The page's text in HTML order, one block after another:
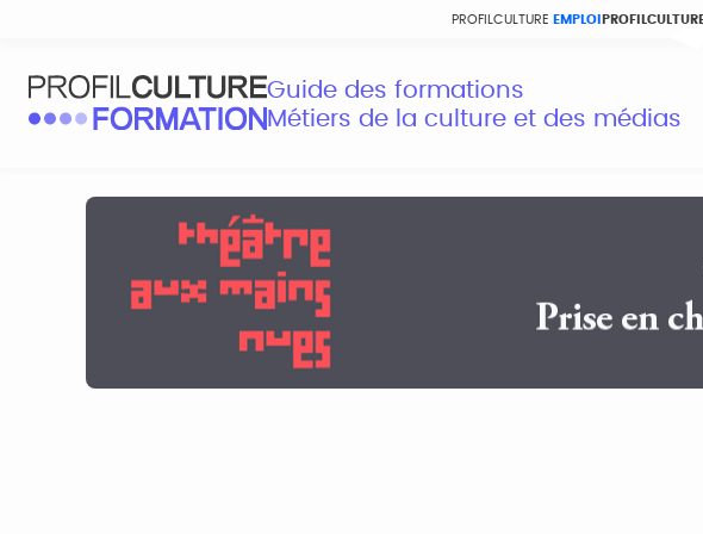
PROFILCULTURE EMPLOI
Guide des formations
Métiers de la culture et des médias